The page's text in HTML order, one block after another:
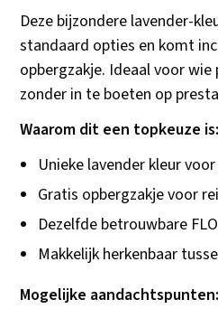
Deze bijzondere lavender-
standaard opties en komt
opbergzakje. Ideaal voor
zonder in te boeten op
Waarom dit een topkeuze is:
Unieke lavender kleur
Gratis opbergzakje voor
Dezelfde betrouwbare
Makkelijk herkenbaar
Mogelijke aandachtspunten: